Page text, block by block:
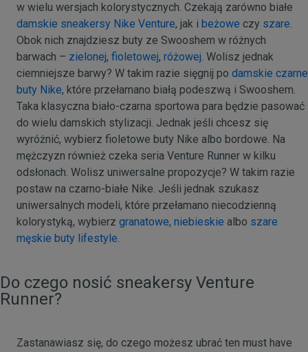
w wielu wersjach kolorystycznych. Czekają zarówno białe
damskie sneakersy Nike Venture, jak i beżowe czy szare.
Obok nich znajdziesz buty ze Swooshem w różnych
barwach – zielonej, fioletowej, różowej. Wolisz jednak
ciemniejsze barwy? W takim razie sięgnij po damskie czarne
buty Nike, które przełamano białą podeszwą i Swooshem.
Taka klasyczna biało-czarna sportowa para będzie pasować
do wielu damskich stylizacji. Jednak jeśli chcesz się
wyróżnić, wybierz fioletowe buty Nike albo bordowe. Na
mężczyzn również czeka seria Venture Runner w kilku
odsłonach. Wolisz uniwersalne propozycje? W takim razie
postaw na czarno-białe Nike. Jeśli jednak szukasz
uniwersalnych modeli, które przełamano niecodzienną
kolorystyką, wybierz granatowe, niebieskie albo szare
męskie buty lifestyle.
Do czego nosić sneakersy Venture
Runner?
Zastanawiasz się, do czego możesz ubrać ten must have